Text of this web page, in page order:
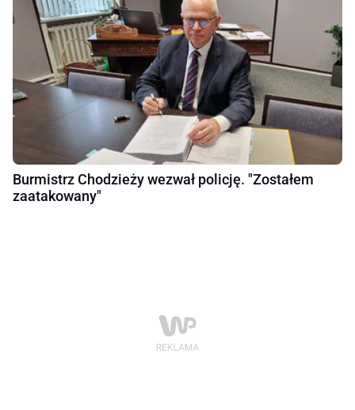
Burmistrz Chodzieży wezwał policję. "Zostałem
zaatakowany"